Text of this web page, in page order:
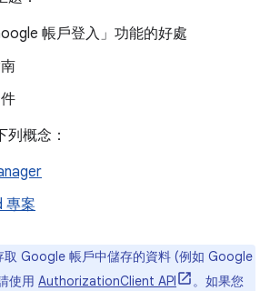
帳戶登入」功能的好處
概念：
專案
取 Google 帳戶中儲存的資料 (例如 Google
使用 AuthorizationClient API
。如果您